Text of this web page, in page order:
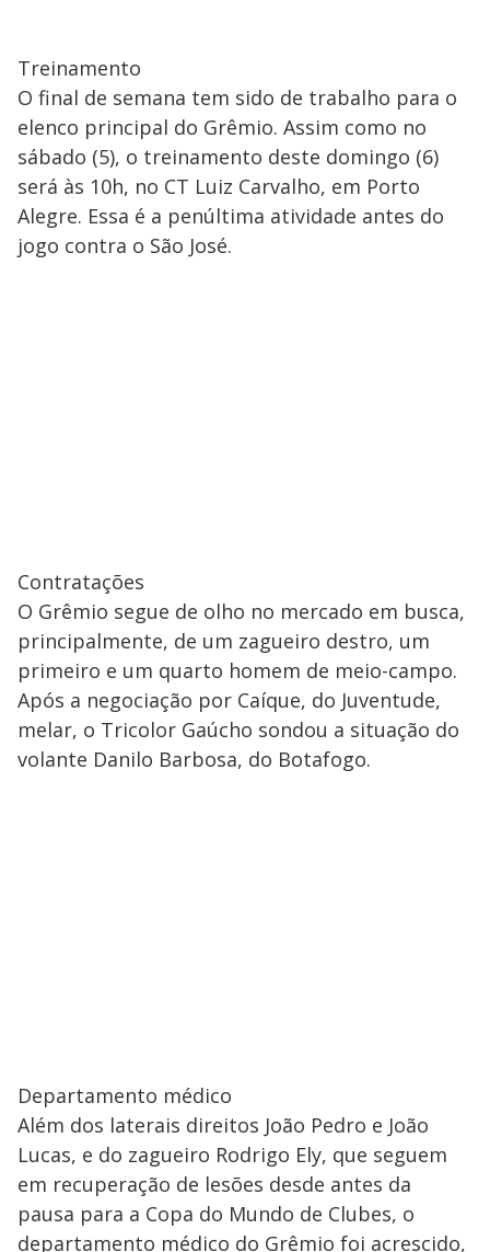
Treinamento
O final de semana tem sido de trabalho para o
elenco principal do Grêmio. Assim como no
sábado (5), o treinamento deste domingo (6)
será às 10h, no CT Luiz Carvalho, em Porto
Alegre. Essa é a penúltima atividade antes do
jogo contra o São José.
Contratações
O Grêmio segue de olho no mercado em busca,
principalmente, de um zagueiro destro, um
primeiro e um quarto homem de meio-campo.
Após a negociação por Caíque, do Juventude,
melar, o Tricolor Gaúcho sondou a situação do
volante Danilo Barbosa, do Botafogo.
Departamento médico
Além dos laterais direitos João Pedro e João
Lucas, e do zagueiro Rodrigo Ely, que seguem
em recuperação de lesões desde antes da
pausa para a Copa do Mundo de Clubes, o
departamento médico do Grêmio foi acrescido,